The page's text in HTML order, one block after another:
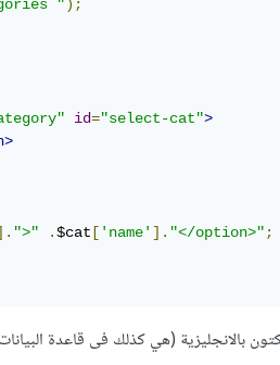
");
id="select-cat">
">" .$cat [ 'name' ]. "</option>" ;
بالانجليزية (هي كذلك فى قاعدة